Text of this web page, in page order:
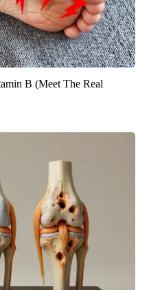
B (Meet The Real